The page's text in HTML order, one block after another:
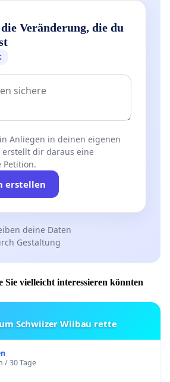
Veränderung, die du
Anliegen in deinen eigenen
erstellt dir daraus eine
Petition.
erstellen
deine Daten
Gestaltung
Sie vielleicht interessieren könnten
Schwiizer Wiibau rette
/ 30 Tage